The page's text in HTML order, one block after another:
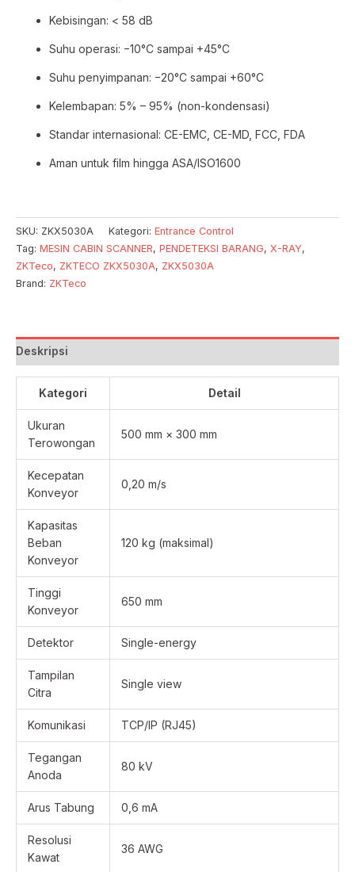
Kebisingan: < 58 dB
Suhu operasi: −10°C sampai +45°C
Suhu penyimpanan: −20°C sampai +60°C
Kelembapan: 5% – 95% (non-kondensasi)
Standar internasional: CE-EMC, CE-MD, FCC, FDA
Aman untuk film hingga ASA/ISO1600
SKU: ZKX5030A Kategori: Entrance Control
Tag: MESIN CABIN SCANNER, PENDETEKSI BARANG, X-RAY,
ZKTeco, ZKTECO ZKX5030A, ZKX5030A
Brand: ZKTeco
Deskripsi
Kategori Detail
Ukuran
Terowongan
500 mm × 300 mm
Kecepatan
Konveyor
0,20 m/s
Kapasitas
Beban
Konveyor
120 kg (maksimal)
Tinggi
Konveyor
650 mm
Detektor Single-energy
Tampilan
Citra
Single view
Komunikasi TCP/IP (RJ45)
Tegangan
Anoda
80 kV
Arus Tabung 0,6 mA
Resolusi
Kawat
36 AWG